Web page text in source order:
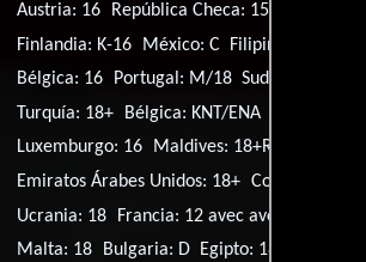
Austria: 16
República Checa: 15
Finlandia: K-16
México: C Filipinas: R-18
Bélgica: 16
Portugal: M/18 Sudáfrica: 18
Turquía: 18+
Bélgica: KNT/ENA
Luxemburgo: 16
Maldives: 18+R
Emiratos Árabes Unidos: 18+ Colombia: 15
Ucrania: 18
Francia: 12 avec avertissement
Malta: 18
Bulgaria: D Egipto: 18+